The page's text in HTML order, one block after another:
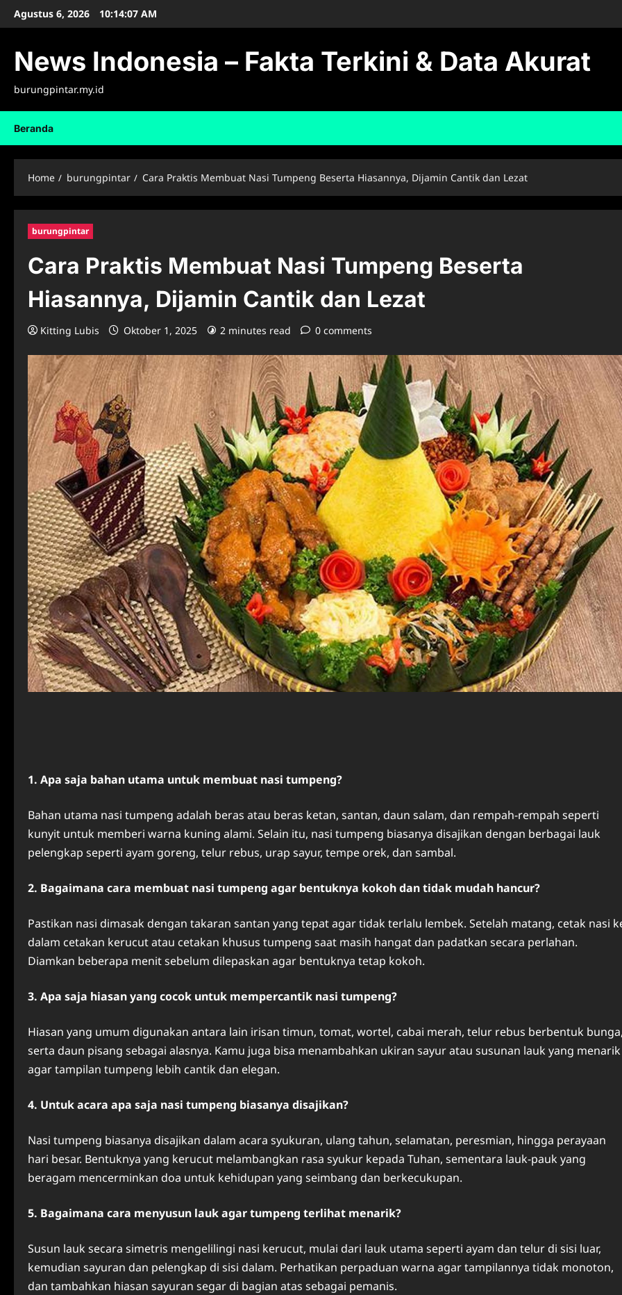
SkipAgustus 6, 2026 10:14:08 AM
News Indonesia – Fakta Terkini & Data Akurat
burungpintar.my.id
Beranda
Home burungpintar Cara Praktis Membuat Nasi Tumpeng Beserta Hiasannya, Dijamin Cantik dan Lezat
burungpintar
Cara Praktis Membuat Nasi Tumpeng Beserta
Hiasannya, Dijamin Cantik dan Lezat
Kitting Lubis Oktober 1, 2025 2 minutes read 0 comments
1. Apa saja bahan utama untuk membuat nasi tumpeng?
Bahan utama nasi tumpeng adalah beras atau beras ketan, santan, daun salam, dan rempah-rempah seperti
kunyit untuk memberi warna kuning alami. Selain itu, nasi tumpeng biasanya disajikan dengan berbagai lauk
pelengkap seperti ayam goreng, telur rebus, urap sayur, tempe orek, dan sambal.
2. Bagaimana cara membuat nasi tumpeng agar bentuknya kokoh dan tidak mudah hancur?
Pastikan nasi dimasak dengan takaran santan yang tepat agar tidak terlalu lembek. Setelah matang, cetak nasi
dalam cetakan kerucut atau cetakan khusus tumpeng saat masih hangat dan padatkan secara perlahan.
Diamkan beberapa menit sebelum dilepaskan agar bentuknya tetap kokoh.
3. Apa saja hiasan yang cocok untuk mempercantik nasi tumpeng?
Hiasan yang umum digunakan antara lain irisan timun, tomat, wortel, cabai merah, telur rebus berbentuk
serta daun pisang sebagai alasnya. Kamu juga bisa menambahkan ukiran sayur atau susunan lauk yang menarik
agar tampilan tumpeng lebih cantik dan elegan.
4. Untuk acara apa saja nasi tumpeng biasanya disajikan?
Nasi tumpeng biasanya disajikan dalam acara syukuran, ulang tahun, selamatan, peresmian, hingga perayaan
hari besar. Bentuknya yang kerucut melambangkan rasa syukur kepada Tuhan, sementara lauk-pauk yang
beragam mencerminkan doa untuk kehidupan yang seimbang dan berkecukupan.
5. Bagaimana cara menyusun lauk agar tumpeng terlihat menarik?
Susun lauk secara simetris mengelilingi nasi kerucut, mulai dari lauk utama seperti ayam dan telur di sisi luar,
kemudian sayuran dan pelengkap di sisi dalam. Perhatikan perpaduan warna agar tampilannya tidak monoton,
dan tambahkan hiasan sayuran segar di bagian atas sebagai pemanis.